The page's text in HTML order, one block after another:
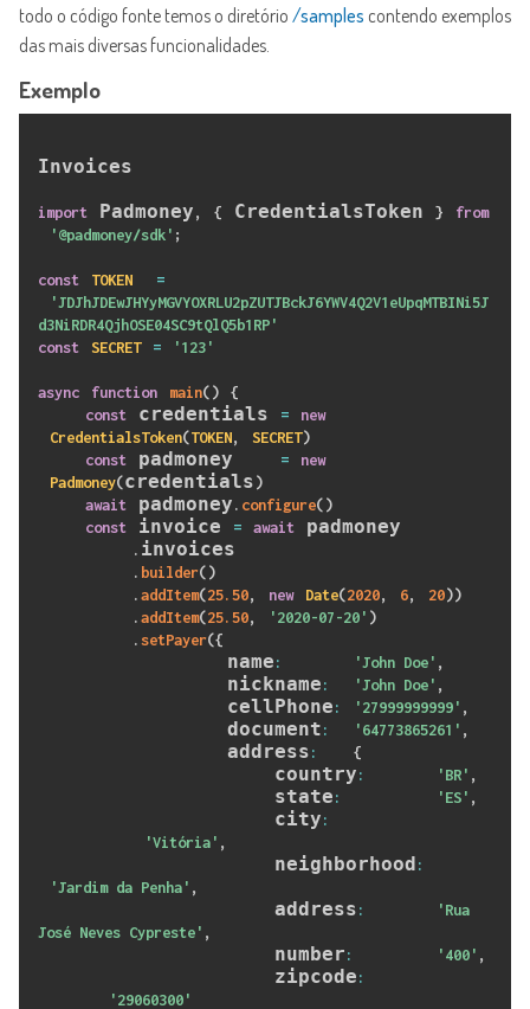
todo o código fonte temos o diretório /samples contendo exemplos
das mais diversas funcionalidades.
Exemplo
Invoices
import Padmoney , { CredentialsToken }
from
'@padmoney/sdk' ;
const TOKEN
=
'JDJhJDEwJHYyMGVYOXRLU2pZUTJBckJ6YWV4Q2V1eUpqMTBINi5J
d3NiRDR4QjhOSE04SC9tQlQ5b1RP'
const
SECRET = '123'
async function main( )
{
const
credentials =
new
CredentialsToken(TOKEN, SECRET)
const
padmoney =
new
Padmoney(credentials )
await
padmoney . configure( )
const
invoice = await padmoney
. invoices
. builder( )
. addItem(25.50, new Date(2020, 6, 20))
. addItem(25.50, '2020-07-20' )
. setPayer({
                name
: 'John Doe' ,
                nickname
: 'John Doe' ,
                cellPhone
: '27999999999' ,
                document
: '64773865261' ,
                address
: {
                    country
: 'BR' ,
                    state
: 'ES' ,
                    city
:
'Vitória' ,
                    neighborhood
:
'Jardim da Penha' ,
                    address
:
'Rua
José Neves Cypreste' ,
                    number
: '400' ,
                    zipcode
:
'29060300'